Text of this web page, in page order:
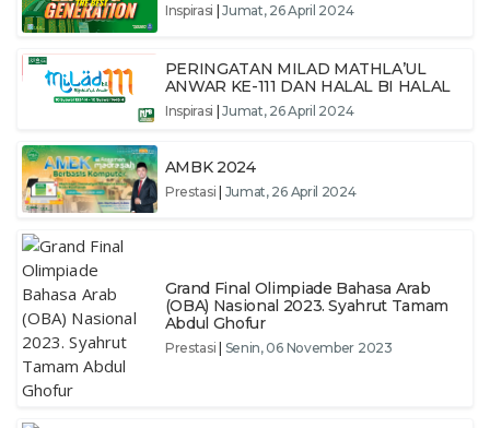
Inspirasi |Jumat, 26 April 2024
PERINGATAN MILAD MATHLA’UL
ANWAR KE-111 DAN HALAL BI HALAL
Inspirasi |Jumat, 26 April 2024
AMBK 2024
Prestasi Jumat, 26 April 2024
Grand Final Olimpiade Bahasa Arab
(OBA) Nasional 2023. Syahrut Tamam
Abdul Ghofur
Prestasi Senin, 06 November 2023